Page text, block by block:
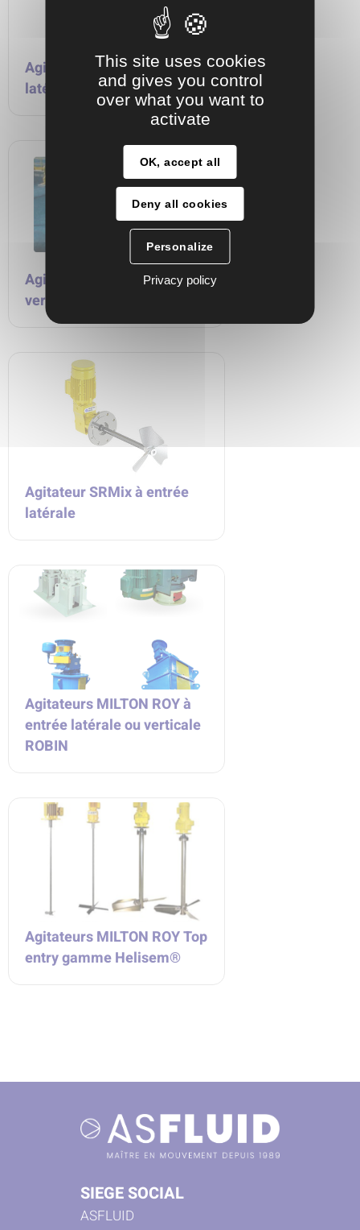
Agitateur MILTON ROY
latéral
Agitateur MILTON ROY
vertical Série HM
Agitateur SRMix à entrée
latérale
Agitateurs MILTON ROY à
entrée latérale ou verticale
ROBIN
Agitateurs MILTON ROY Top
entry gamme Helisem®
SIEGE SOCIAL
ASFLUID
This site uses cookies
and gives you control
over what you want to
activate
OK, accept all
Deny all cookies
Personalize
Privacy policy